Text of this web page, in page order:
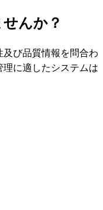
んか？
び品質情報を問合わ
に適したシステムは